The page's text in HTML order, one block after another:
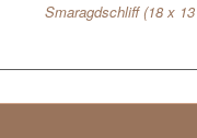
Smaragdschliff (18 x